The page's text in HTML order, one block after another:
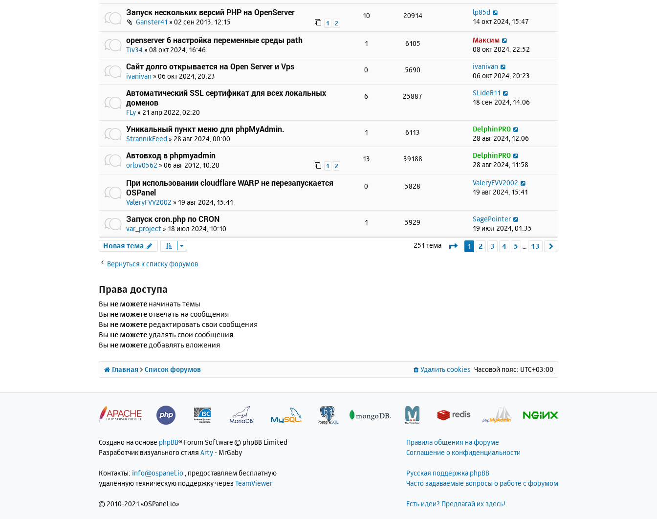
Запуск нескольких версий PHP на OpenServer
Ganster41 » 02 сен 2013, 12:15 1 2
10 20914
lp85d
14 окт 2024, 15:47
openserver 6 настройка переменные среды path
Tiv34 » 08 окт 2024, 16:46
1 6105
Максим
08 окт 2024, 22:52
Сайт долго открывается на Open Server и Vps
ivanivan » 06 окт 2024, 20:23
0 5690
ivanivan
06 окт 2024, 20:23
Автоматический SSL сертификат для всех локальных
доменов
FLy » 21 апр 2022, 02:20
6 25887
SLideR11
18 сен 2024, 14:06
Уникальный пункт меню для phpMyAdmin.
StrannikFeed » 28 авг 2024, 00:00
1 6113
DelphinPRO
28 авг 2024, 12:06
Автовход в phpmyadmin
orlov0562 » 06 авг 2012, 10:20 1 2
13 39188
DelphinPRO
28 авг 2024, 11:58
При использовании cloudflare WARP не перезапускается
OSPanel
ValeryFVV2002 » 19 авг 2024, 15:41
0 5828
ValeryFVV2002
19 авг 2024, 15:41
Запуск cron.php по CRON
var_project » 18 июл 2024, 10:10
1 5929
SagePointer
19 июл 2024, 01:35
Новая тема 251 тема Страница1 из 13
1 2 3 4 5 13
Вернуться к списку форумов
Права доступа
Вы не можете начинать темы
Вы не можетеотвечать на сообщения
Вы не можете редактировать свои сообщения
Вы не можетеудалять свои сообщения
Вы не можетедобавлять вложения
Главная Список форумов Часовой пояс: UTC+03:00
Удалить cookies
Создано на основе phpBB® Forum Software © phpBB Limited
Разработчик визуального стиля Arty- MrGaby
Контакты: info@ospanel.io , предоставляем бесплатную
удалённую техническую поддержку через TeamViewer
© 2010-2021 «OSPanel.io»
Правила общения на форуме
Соглашение о конфиденциальности
Русская поддержка phpBB
Часто задаваемые вопросы о работе с форумом
Есть идеи? Предлагай их здесь!